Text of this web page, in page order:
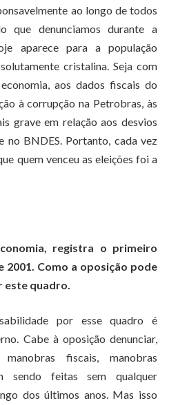
ao longo de todos
que denunciamos durante a
aparece para a população
cristalina. Seja com
aos dados fiscais do
à corrupção na Petrobras, às
grave em relação aos desvios
no BNDES. Portanto, cada vez
quem venceu as eleições foi a
registra o primeiro
Como a oposição pode
este quadro.
por esse quadro é
Cabe à oposição denunciar,
fiscais, manobras
sendo feitas sem qualquer
dos últimos anos. Mas isso